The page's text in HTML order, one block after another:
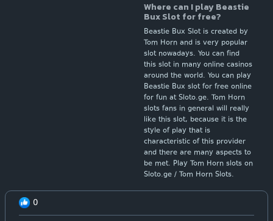
Where can I play Beastie
Bux Slot for free?
Beastie Bux Slot is created by
Tom Horn and is very popular
slot nowadays. You can find
this slot in many online casinos
around the world. You can play
Beastie Bux slot for free online
for fun at Sloto.ge. Tom Horn
slots fans in general will really
like this slot, because it is the
style of play that is
characteristic of this provider
and there are many aspects to
be met. Play Tom Horn slots on
Sloto.ge / Tom Horn Slots.
0